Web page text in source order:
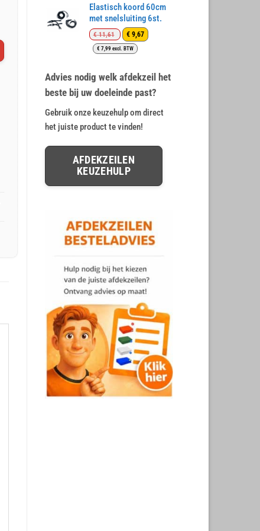
waarderingen
€ 12,78.€ 10,65.
Elastisch koord 60cm
met snelsluiting 6st.
€11,61
Oorspronkelijke
prijs
was:
€ 9,67 Huidige
€ 7,99 excl. BTW
Advies nodig welk afdekzeil het
beste bij uw doeleinde past?
Gebruik onze keuzehulp om direct
het juiste product te vinden!
AFDEKZEILEN
KEUZEHULP